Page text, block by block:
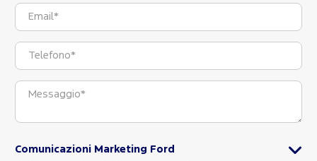
Comunicazioni Marketing Ford